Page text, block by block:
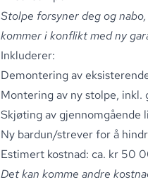
Stolpe forsyner deg og
kommer i konflikt med ny
Inkluderer:
Demontering av
Montering av ny stolpe, inkl.
Skjøting av gjennomgående
Ny bardun/strever for å
Estimert kostnad: ca. kr 50
Det kan komme andre